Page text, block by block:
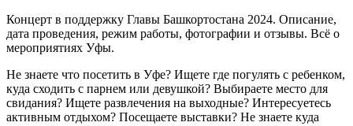
Концерт в поддержку Главы Башкортостана 2024. Описание,
дата проведения, режим работы, фотографии и отзывы. Всё о
мероприятиях Уфы.
Не знаете что посетить в Уфе? Ищете где погулять с ребенком,
куда сходить с парнем или девушкой? Выбираете место для
свидания? Ищете развлечения на выходные? Интересуетесь
активным отдыхом? Посещаете выставки? Не знаете куда